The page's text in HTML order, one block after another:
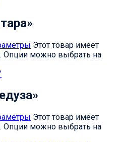
Этот товар имеет
Опции можно выбрать на
Этот товар имеет
Опции можно выбрать на